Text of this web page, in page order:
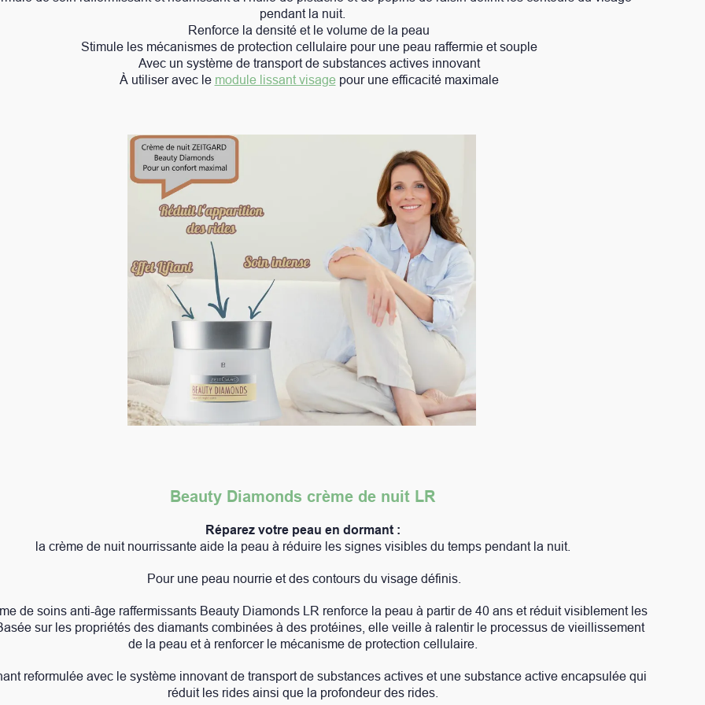
Renforce la densité et le volume de la peau
mécanismes de protection cellulaire pour une peau raffermie et souple
Avec un système de transport de substances actives innovant
module lissant visagepour une efficacité maximale
Beauty Diamonds crème de nuit LR
Réparez votre peau en dormant :
nourrissante aide la peau à réduire les signes visibles du temps pendant la nuit.
Pour une peau nourrie et des contours du visage définis.
Beauty Diamonds LR renforce la peau à partir de 40 ans et réduit visiblement les
des diamants combinées à des protéines, elle veille à ralentir le processus de vieillissement
de la peau et à renforcer le mécanisme de protection cellulaire.
système innovant de transport de substances actives et une substance active encapsulée qui
réduit les rides ainsi que la profondeur des rides.